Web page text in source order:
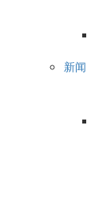
新闻